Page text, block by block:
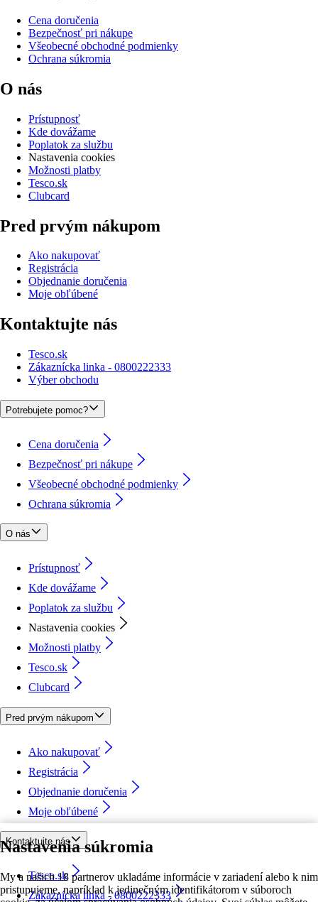
Nastavenia súkromia
My a našich 18 partnerov ukladáme informácie v zariadení alebo k nim
pristupujeme, napríklad k jedinečným identifikátorom v súboroch
Cena doručenia
Bezpečnosť pri nákupe
Všeobecné obchodné podmienky
Ochrana súkromia
O nás
Prístupnosť
Kde dovážame
Poplatok za službu
Nastavenia cookies
Možnosti platby
Tesco.sk
Clubcard
Pred prvým nákupom
Ako nakupovať
Registrácia
Objednanie doručenia
Moje obľúbené
Kontaktujte nás
Tesco.sk
Zákaznícka linka - 0800222333
Výber obchodu
Potrebujete pomoc?
Cena doručenia
Bezpečnosť pri nákupe
Všeobecné obchodné podmienky
Ochrana súkromia
O nás
Prístupnosť
Kde dovážame
Poplatok za službu
Nastavenia cookies
Možnosti platby
Tesco.sk
Clubcard
Pred prvým nákupom
Ako nakupovať
Registrácia
Objednanie doručenia
Moje obľúbené
Kontaktujte nás
Tesco.sk
Zákaznícka linka - 0800222333